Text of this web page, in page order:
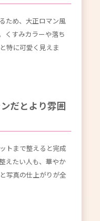
ため、大正ロマン風
くすみカラーや落ち
特に可愛く見えま
だとより雰囲
トまで整えると完成
えたい人も、華やか
写真の仕上がりが全